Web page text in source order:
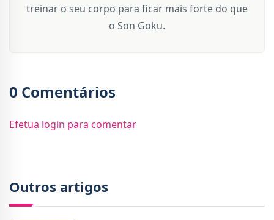
treinar o seu corpo para ficar mais forte do que
o Son Goku.
0 Comentários
Efetua login para comentar
Outros artigos